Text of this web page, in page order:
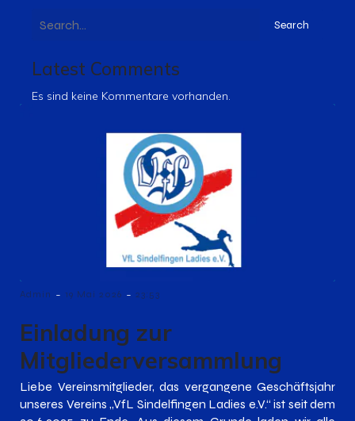
Search
Latest Comments
Es sind keine Kommentare vorhanden.
Admin - 19 Mai 2026 - 23:53
Einladung zur
Mitgliederversammlung
Liebe Vereinsmitglieder, das vergangene Geschäftsjahr
unseres Vereins „VfL Sindelfingen Ladies e.V.“ ist seit dem